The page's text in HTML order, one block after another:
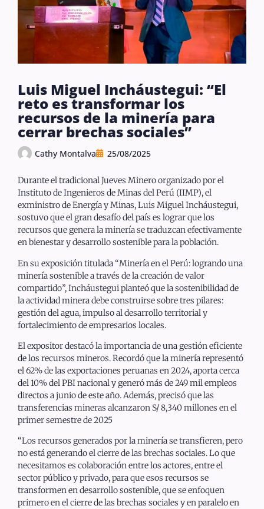
Luis Miguel Incháustegui: “El
reto es transformar los
recursos de la minería para
cerrar brechas sociales”
Cathy Montalva 25/08/2025
Durante el tradicional Jueves Minero organizado por el
Instituto de Ingenieros de Minas del Perú (IIMP), el
exministro de Energía y Minas, Luis Miguel Incháustegui,
sostuvo que el gran desafío del país es lograr que los
recursos que genera la minería se traduzcan efectivamente
en bienestar y desarrollo sostenible para la población.
En su exposición titulada “Minería en el Perú: logrando una
minería sostenible a través de la creación de valor
compartido”, Incháustegui planteó que la sostenibilidad de
la actividad minera debe construirse sobre tres pilares:
gestión del agua, impulso al desarrollo territorial y
fortalecimiento de empresarios locales.
El expositor destacó la importancia de una gestión eficiente
de los recursos mineros. Recordó que la minería representó
el 62% de las exportaciones peruanas en 2024, aporta cerca
del 10% del PBI nacional y generó más de 249 mil empleos
directos a junio de este año. Además, precisó que las
transferencias mineras alcanzaron S/ 8,340 millones en el
primer semestre de 2025
“Los recursos generados por la minería se transfieren, pero
no está generando el cierre de las brechas sociales. Lo que
necesitamos es colaboración entre los actores, entre el
sector público y privado, para que esos recursos se
transformen en desarrollo sostenible, que se enfoquen
primero en el cierre de las brechas sociales y en paralelo en